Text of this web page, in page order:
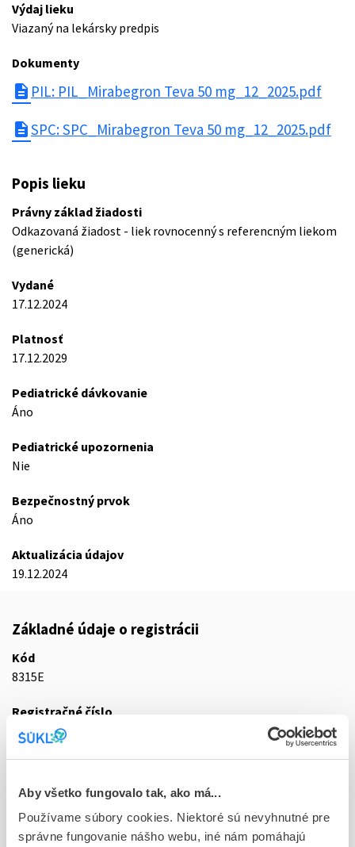
Aby všetko fungovalo tak, ako má...
Používame súbory cookies. Niektoré sú nevyhnutné pre
správne fungovanie nášho webu, iné nám pomáhajú
Výdaj lieku
Viazaný na lekársky predpis
Dokumenty
description PIL: PIL_Mirabegron Teva 50 mg_12_2025.pdf
descriptionSPC: SPC_Mirabegron Teva 50 mg_12_2025.pdf
Popis lieku
Právny základ žiadosti
Odkazovaná žiadost - liek rovnocenný s referencným liekom
(generická)
Vydané
17.12.2024
Platnosť
17.12.2029
Pediatrické dávkovanie
Áno
Pediatrické upozornenia
Nie
Bezpečnostný prvok
Áno
Aktualizácia údajov
19.12.2024
Základné údaje o registrácii
Kód
8315E
Registračné číslo
73/0342/24-S
tbl plg 90x50 mg (blis.Al-OPA/Al/PVC)
Stav
R - Aktuálna registrácia